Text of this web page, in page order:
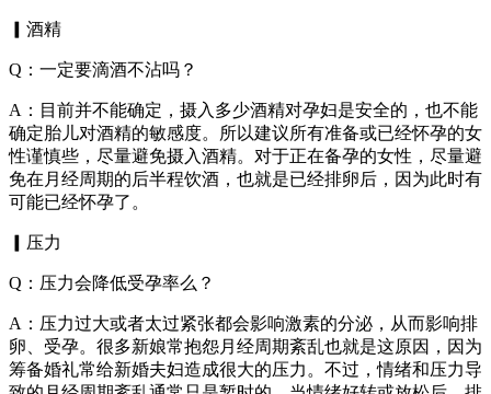
▎酒精
Q：一定要滴酒不沾吗？
A：目前并不能确定，摄入多少酒精对孕妇是安全的，也不能
确定胎儿对酒精的敏感度。所以建议所有准备或已经怀孕的女
性谨慎些，尽量避免摄入酒精。对于正在备孕的女性，尽量避
免在月经周期的后半程饮酒，也就是已经排卵后，因为此时有
可能已经怀孕了。
▎压力
Q：压力会降低受孕率么？
A：压力过大或者太过紧张都会影响激素的分泌，从而影响排
卵、受孕。很多新娘常抱怨月经周期紊乱也就是这原因，因为
筹备婚礼常给新婚夫妇造成很大的压力。不过，情绪和压力导